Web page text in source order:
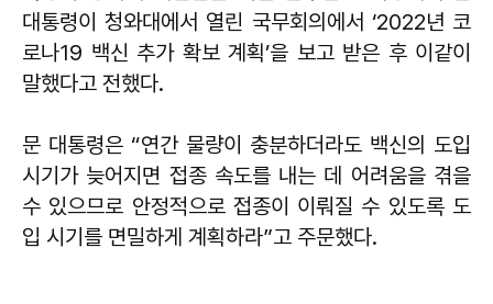
대통령이 청와대에서 열린 국무회의에서 ‘2022년 코
로나19 백신 추가 확보 계획’을 보고 받은 후 이같이
말했다고 전했다.
문 대통령은 “연간 물량이 충분하더라도 백신의 도입
시기가 늦어지면 접종 속도를 내는 데 어려움을 겪을
수 있으므로 안정적으로 접종이 이뤄질 수 있도록 도
입 시기를 면밀하게 계획하라”고 주문했다.